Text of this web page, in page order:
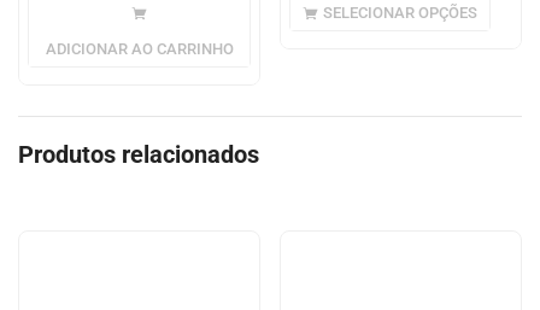
ADICIONAR AO CARRINHO
SELECIONAR OPÇÕES
Produtos relacionados